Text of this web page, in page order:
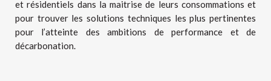
et résidentiels dans la maitrise de leurs consommations et
pour trouver les solutions techniques les plus pertinentes
pour l’atteinte des ambitions de performance et de
décarbonation.